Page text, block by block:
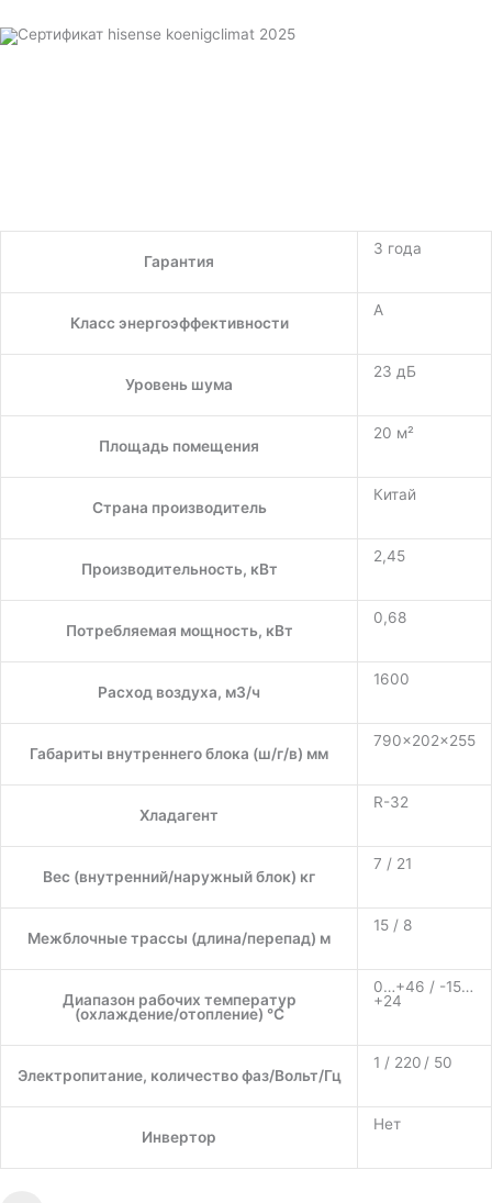
Гарантия
3 года
Класс энергоэффективности
A
Уровень шума
23 дБ
Площадь помещения
20 м²
Страна производитель
Китай
Производительность, кВт
2,45
Потребляемая мощность, кВт
0,68
Расход воздуха, м3/ч
1600
Габариты внутреннего блока (ш/г/в) мм
790×202×255
Хладагент
R-32
Вес (внутренний/наружный блок) кг
7 / 21
Межблочные трассы (длина/перепад) м
15 / 8
Диапазон рабочих температур
(охлаждение/отопление) °C
0…+46 / -15…
+24
Электропитание, количество фаз/Вольт/Гц
1 / 220 / 50
Инвертор
Нет